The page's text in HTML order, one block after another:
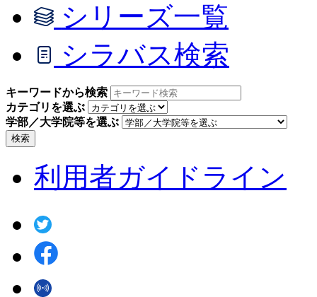
シリーズ一覧
シラバス検索
キーワードから検索
カテゴリを選ぶ
学部／大学院等を選ぶ
検索
利用者ガイドライン